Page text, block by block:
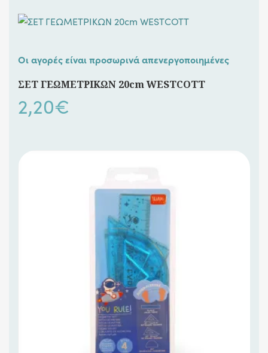
Οι αγορές είναι προσωρινά απενεργοποιημένες
ΣΕΤ ΓΕΩΜΕΤΡΙΚΩΝ 20cm WESTCOTT
2,20€